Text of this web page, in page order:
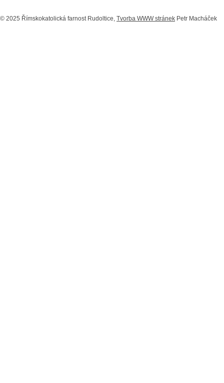
© 2025 Římskokatolická farnost Rudoltice, Tvorba WWW stránek Petr Macháček